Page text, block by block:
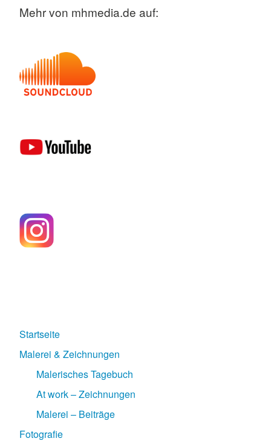
Mehr von mhmedia.de auf:
Startseite
Malerei & Zeichnungen
Malerisches Tagebuch
At work – Zeichnungen
Malerei – Beiträge
Fotografie